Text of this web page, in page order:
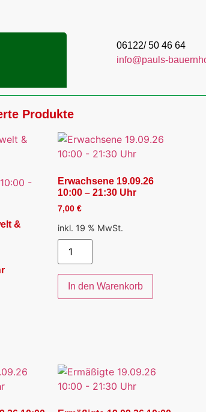
06122/ 50 46 64
info@pauls-
Produkte
&
Erwachsene 19.09.26
10:00 – 21:30 Uhr
7,00 €
inkl. 19 % MwSt.
In den Warenkorb